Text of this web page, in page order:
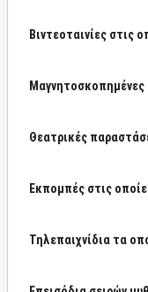
Βιντεοταινίες στις
Μαγνητοσκοπημένες
Θεατρικές
Εκπομπές στις
Τηλεπαιχνίδια τα